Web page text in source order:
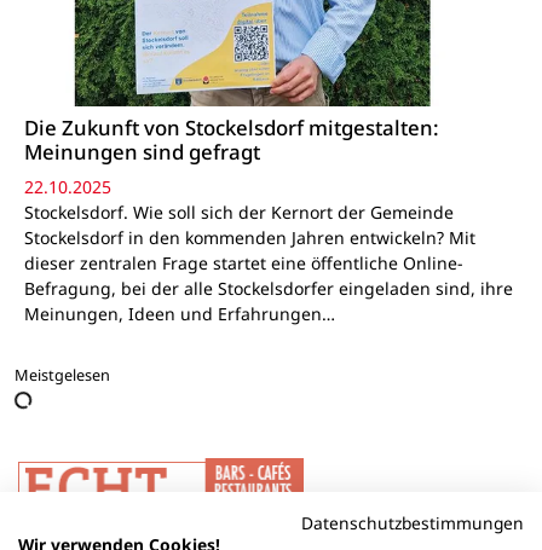
Die Zukunft von Stockelsdorf mitgestalten:
Meinungen sind gefragt
22.10.2025
Stockelsdorf. Wie soll sich der Kernort der Gemeinde
Stockelsdorf in den kommenden Jahren entwickeln? Mit
dieser zentralen Frage startet eine öffentliche Online-
Befragung, bei der alle Stockelsdorfer eingeladen sind, ihre
Meinungen, Ideen und Erfahrungen…
Meistgelesen
Datenschutzbestimmungen
Wir verwenden Cookies!